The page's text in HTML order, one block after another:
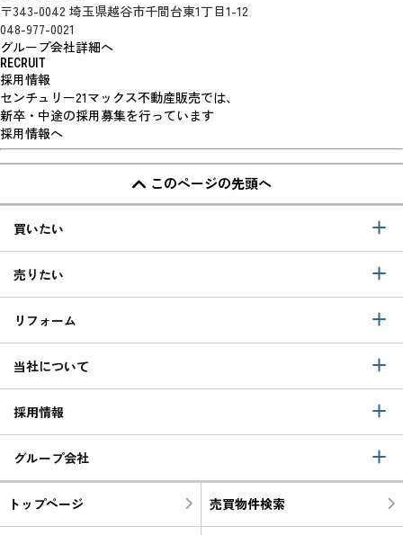
〒343-0042 埼玉県越谷市千間台東1丁目1-12
048-977-0021
グループ会社詳細へ
RECRUIT
採用情報
センチュリー21マックス不動産販売では、
新卒・中途の採用募集を行っています
採用情報へ
このページの先頭へ
買いたい
売りたい
リフォーム
当社について
採用情報
グループ会社
トップページ 売買物件検索